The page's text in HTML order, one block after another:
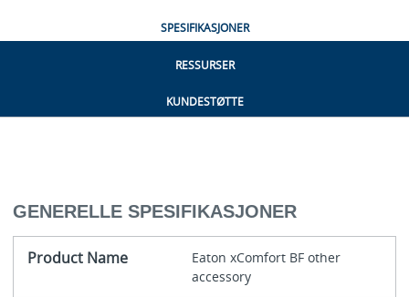
SPESIFIKASJONER
RESSURSER
KUNDESTØTTE
GENERELLE SPESIFIKASJONER
Product Name
Eaton xComfort BF other
accessory